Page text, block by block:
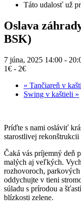
Táto udalosť už
Oslava
BSK)
7 júna, 2025 14:00 -
1€ - 2€
« Tančiareň v
Swing v kaštieli »
Príďte s nami osláviť
starostlivej
Čaká vás príjemný deň
malých aj veľkých.
rozhovoroch,
oddychujte v tieni
súladu s prírodou a
blízkosti zelene.